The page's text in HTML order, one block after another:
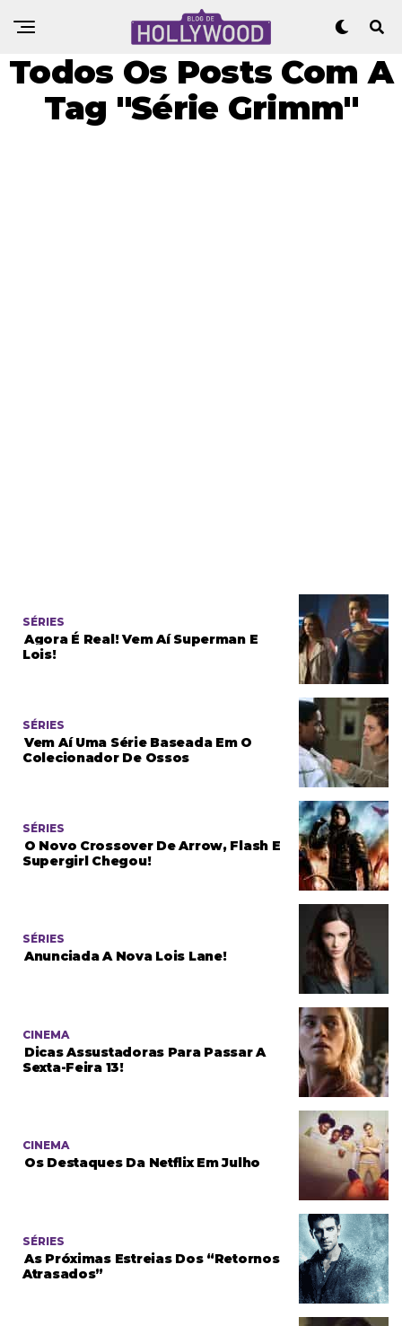
Todos Os Posts Com A
Tag "Série Grimm"
SÉRIES
Agora É Real! Vem Aí Superman E
Lois!
SÉRIES
Vem Aí Uma Série Baseada Em O
Colecionador De Ossos
SÉRIES
O Novo Crossover De Arrow, Flash E
Supergirl Chegou!
SÉRIES
Anunciada A Nova Lois Lane!
CINEMA
Dicas Assustadoras Para Passar A
Sexta-Feira 13!
CINEMA
Os Destaques Da Netflix Em Julho
SÉRIES
As Próximas Estreias Dos “retornos
Atrasados”